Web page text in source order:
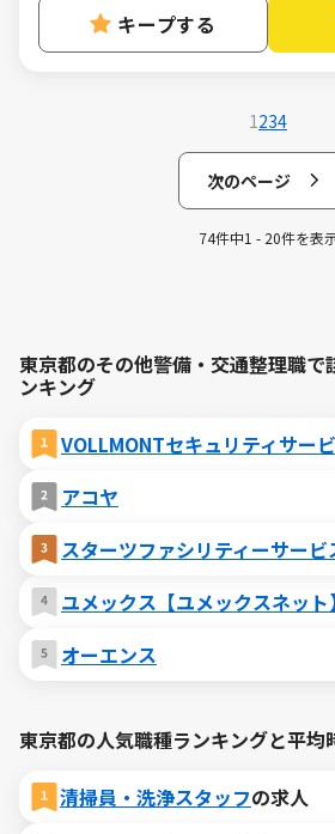
キープする
1234
次のページ
74件中1 - 20件を表
東京都のその他警備・交通整理職で
ンキング
VOLLMONTセキュリティサー
アコヤ
スターツファシリティーサービ
ユメックス【ユメックスネット】
オーエンス
東京都の人気職種ランキングと平均
清掃員・洗浄スタッフの求人